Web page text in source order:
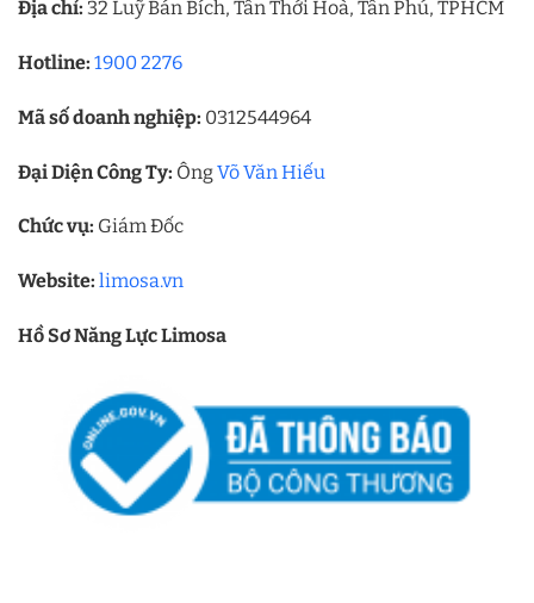
Địa chỉ: 32 Luỹ Bán Bích, Tân Thới Hoà, Tân Phú, TPHCM
Hotline: 1900 2276
Mã số doanh nghiệp: 0312544964
Đại Diện Công Ty: ÔngVõ Văn Hiếu
Chức vụ: Giám Đốc
Website: limosa.vn
Hồ Sơ Năng Lực Limosa